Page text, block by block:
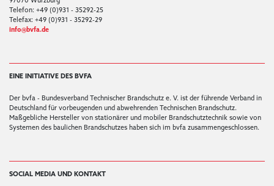
Telefon: +49 (0)931 - 35292-25
Telefax: +49 (0)931 - 35292-29
info@bvfa.de
EINE INITIATIVE DES BVFA
Der bvfa - Bundesverband Technischer Brandschutz e. V. ist der führende Verband in
Deutschland für vorbeugenden und abwehrenden Technischen Brandschutz.
Maßgebliche Hersteller von stationärer und mobiler Brandschutztechnik sowie von
Systemen des baulichen Brandschutzes haben sich im bvfa zusammengeschlossen.
SOCIAL MEDIA UND KONTAKT